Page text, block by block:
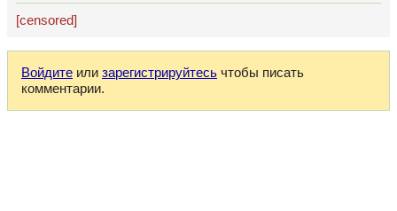
[censored]
Войдите или зарегистрируйтесь чтобы писать
комментарии.